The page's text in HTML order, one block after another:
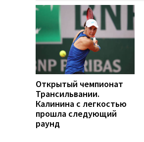
Открытый чемпионат
Трансильвании.
Калинина с легкостью
прошла следующий
раунд